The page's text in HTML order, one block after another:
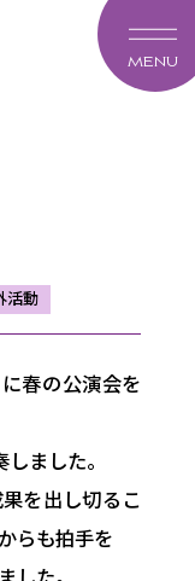
MENU
活動
春の公演会を
ました。
を出し切るこ
らも拍手を